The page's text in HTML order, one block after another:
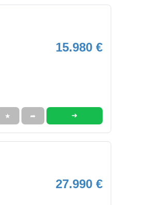
15.980 €
★ ➦ ➜
27.990 €